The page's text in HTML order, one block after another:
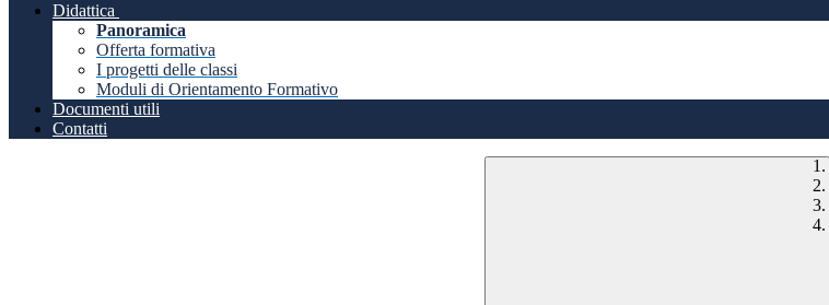
Didattica
Panoramica
Offerta formativa
I progetti delle classi
Moduli di Orientamento Formativo
Documenti utili
Contatti